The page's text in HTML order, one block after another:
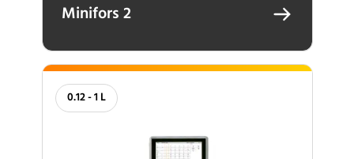
Minifors 2
0.12 - 1 L